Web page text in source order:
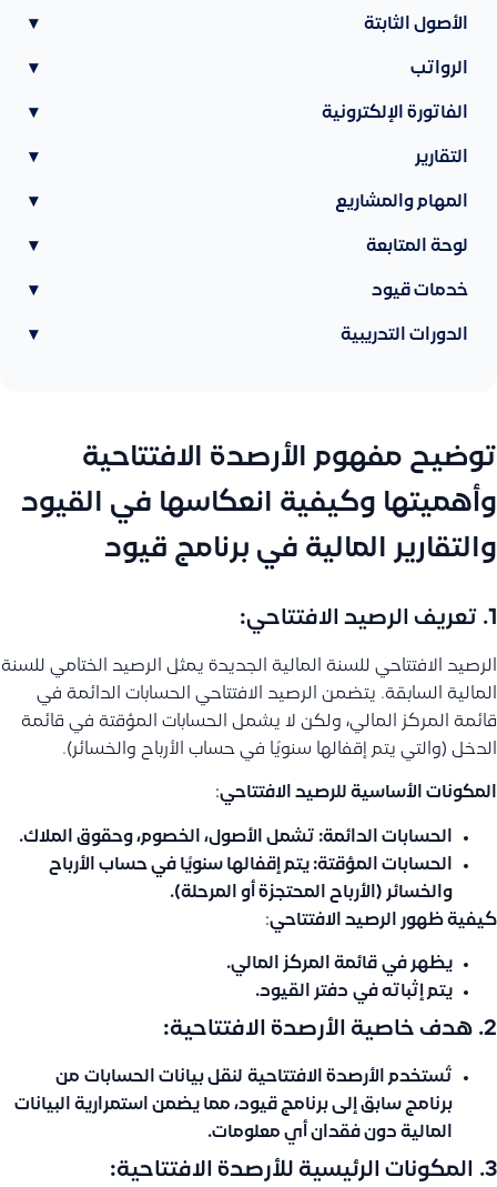
الأصول الثابتة ▾
الرواتب ▾
الفاتورة الإلكترونية ▾
التقارير ▾
المهام والمشاريع ▾
لوحة المتابعة ▾
خدمات قيود ▾
الدورات التدريبية ▾
توضيح مفهوم الأرصدة الافتتاحية
وأهميتها وكيفية انعكاسها في القيود
والتقارير المالية في برنامج قيود
1. تعريف الرصيد الافتتاحي:
الرصيد الافتتاحي للسنة المالية الجديدة يمثل الرصيد الختامي للسنة
المالية السابقة. يتضمن الرصيد الافتتاحي الحسابات الدائمة في
قائمة المركز المالي، ولكن لا يشمل الحسابات المؤقتة في قائمة
الدخل (والتي يتم إقفالها سنويًا في حساب الأرباح والخسائر).
المكونات الأساسية للرصيد الافتتاحي:
الحسابات الدائمة: تشمل الأصول، الخصوم، وحقوق الملاك.
الحسابات المؤقتة: يتم إقفالها سنويًا في حساب الأرباح
والخسائر (الأرباح المحتجزة أو المرحلة).
كيفية ظهور الرصيد الافتتاحي:
يظهر في قائمة المركز المالي.
يتم إثباته في دفتر القيود.
2. هدف خاصية الأرصدة الافتتاحية:
تُستخدم الأرصدة الافتتاحية لنقل بيانات الحسابات من
برنامج سابق إلى برنامج قيود، مما يضمن استمرارية البيانات
المالية دون فقدان أي معلومات.
3. المكونات الرئيسية للأرصدة الافتتاحية: